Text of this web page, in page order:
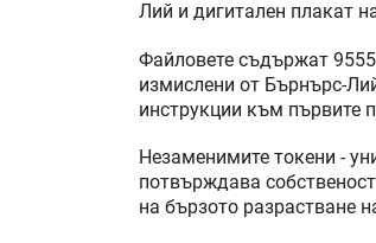
Лий и дигитален плакат
Файловете съдържат
измислени от Бърнърс-
инструкции към първите
Незаменимите токени -
потвърждава
на бързото разрастване